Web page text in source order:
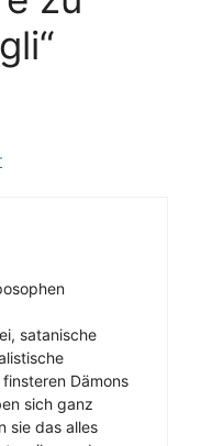
satanische
Dämons
sich ganz
sie das alles